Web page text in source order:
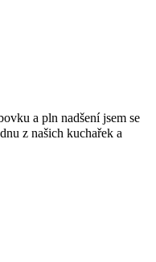
a pln nadšení jsem se
z našich kuchařek a